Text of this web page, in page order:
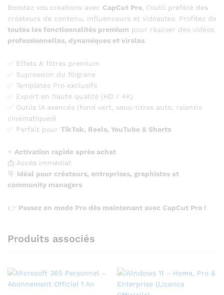
Boostez vos créations avec CapCut Pro , l’outil préféré des
créateurs de contenu, influenceurs et vidéastes. Profitez de
toutes les fonctionnalités premium pour réaliser des vidéos
professionnelles, dynamiques et virales.
✅ Effets & filtres premium
✅ Supression du filigrane
✅ Templates Pro exclusifs
✅ Export en haute qualité (HD / 4K)
✅ Outils IA avancés (fond vert, sous-titres auto, ralentis
cinématiques)
✅ Parfait pour TikTok, Reels, YouTube & Shorts
⚡ Activation rapide après achat
📩 Accès immédiat
🎯 Idéal pour créateurs, entreprises, graphistes et
community managers
👉 Passez en mode Pro dès maintenant avec CapCut Pro !
Produits associés